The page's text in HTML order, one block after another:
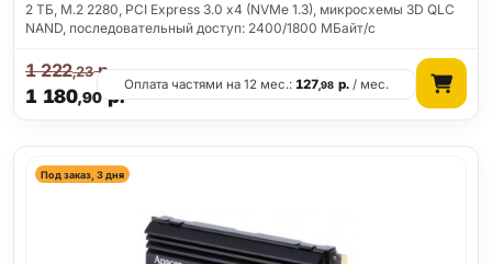
2 ТБ, M.2 2280, PCI Express 3.0 x4 (NVMe 1.3), микросхемы 3D QLC
NAND, последовательный доступ: 2400/1800 МБайт/с
1 180,90 р.
1 222,23р.
Оплата частями на 12 мес.:127,98 р./ мес.
Под заказ, 3 дня